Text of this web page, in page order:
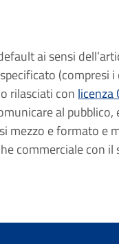
ai sensi
rilasciati con licenza
al
mezzo e formato
commerciale con